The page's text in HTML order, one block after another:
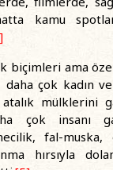
kamu
biçimleri ama
daha çok kadın
mülklerini
çok insanı
fal-muska,
hırsıyla